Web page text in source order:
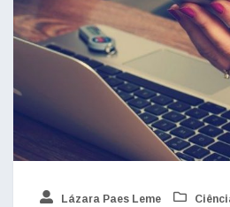
Lázara Paes Leme